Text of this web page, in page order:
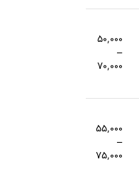
۵۰٬۰۰۰
–
۷۰٬۰۰۰
۵۵٬۰۰۰
–
۷۵٬۰۰۰